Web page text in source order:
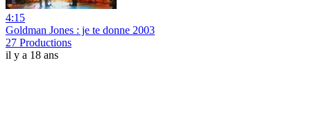
4:15
Goldman Jones : je te donne 2003
27 Productions
il y a 18 ans